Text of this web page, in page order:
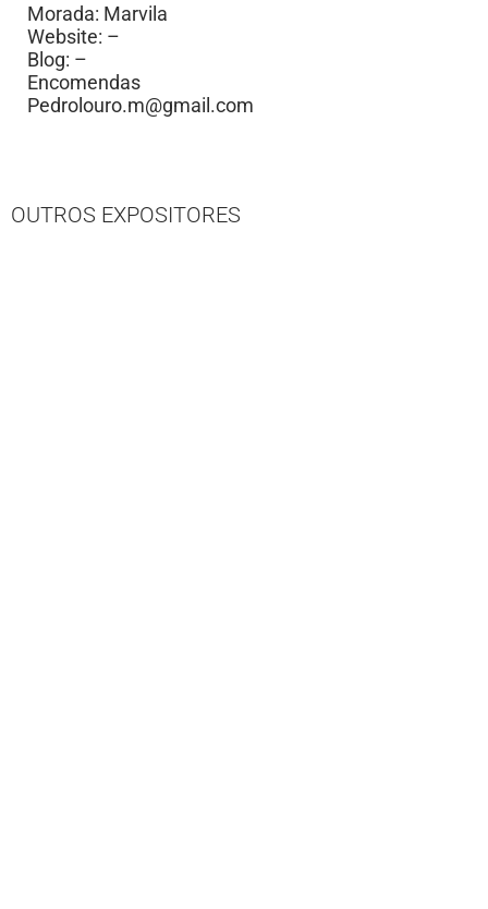
Morada: Marvila
Website: –
Blog: –
Encomendas
Pedrolouro.m@gmail.com
OUTROS EXPOSITORES